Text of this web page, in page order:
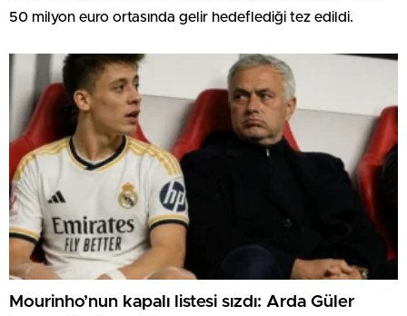
50 milyon euro ortasında gelir hedeflediği tez edildi.
Mourinho’nun kapalı listesi sızdı: Arda Güler